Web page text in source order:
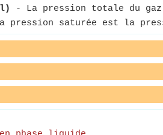
- La pression totale du
pression saturée est la